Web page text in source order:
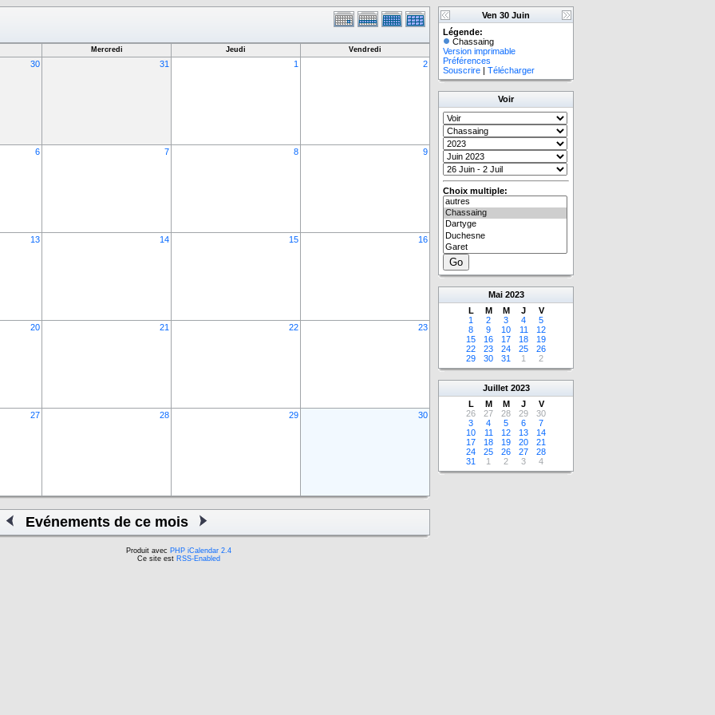
Mercredi Jeudi Vendredi
30 31 1 2
6 7 8 9
13 14 15 16
20 21 22 23
27 28 29 30
Evénements de ce mois
Ven 30 Juin
Légende:
Chassaing
Version imprimable
Préférences
Souscrire | Télécharger
Voir
Choix multiple:
Mai 2023
L
M M J
V
1
2 3 4
5
8
9 10 11
12
15
16 17 18
19
22
23 24 25
26
29
30 31 1 2
Juillet 2023
L
M M J
V
26
27 28 29
30
3
4 5 6
7
10
11 12 13
14
17
18 19 20
21
24
25 26 27
28
31
1 2 3 4
Produit avec PHP iCalendar 2.4
Ce site est RSS-Enabled